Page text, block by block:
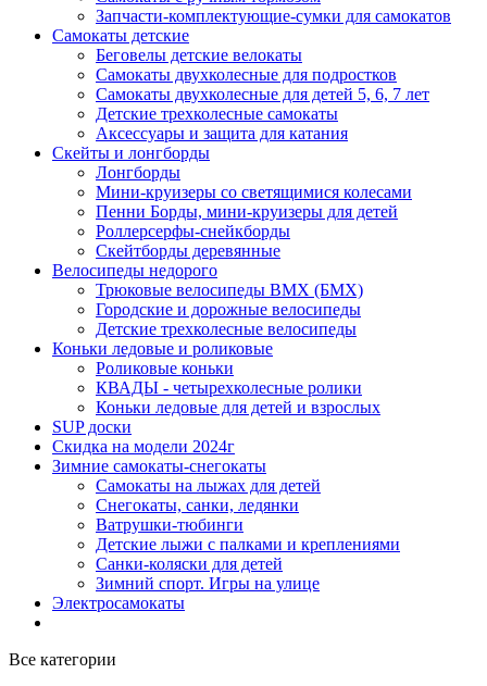
Запчасти-комплектующие-сумки для самокатов
Самокаты детские
Беговелы детские велокаты
Самокаты двухколесные для подростков
Самокаты двухколесные для детей 5, 6, 7 лет
Детские трехколесные самокаты
Аксессуары и защита для катания
Cкейты и лонгборды
Лонгборды
Мини-круизеры со светящимися колесами
Пенни Борды, мини-круизеры для детей
Роллерсерфы-снейкборды
Скейтборды деревянные
Велосипеды недорого
Трюковые велосипеды BMX (БМХ)
Городские и дорожные велосипеды
Детские трехколесные велосипеды
Коньки ледовые и роликовые
Роликовые коньки
КВАДЫ - четырехколесные ролики
Коньки ледовые для детей и взрослых
SUP доски
Скидка на модели 2024г
Зимние самокаты-снегокаты
Самокаты на лыжах для детей
Снегокаты, санки, ледянки
Ватрушки-тюбинги
Детские лыжи с палками и креплениями
Санки-коляски для детей
Зимний спорт. Игры на улице
Электросамокаты
Все категории